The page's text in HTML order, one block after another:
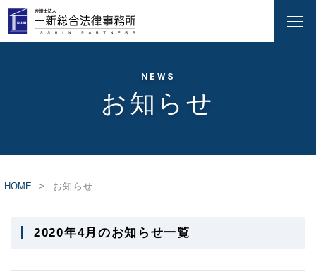
NEWS
お知らせ
HOME お知らせ
2020年4月のお知らせ一覧